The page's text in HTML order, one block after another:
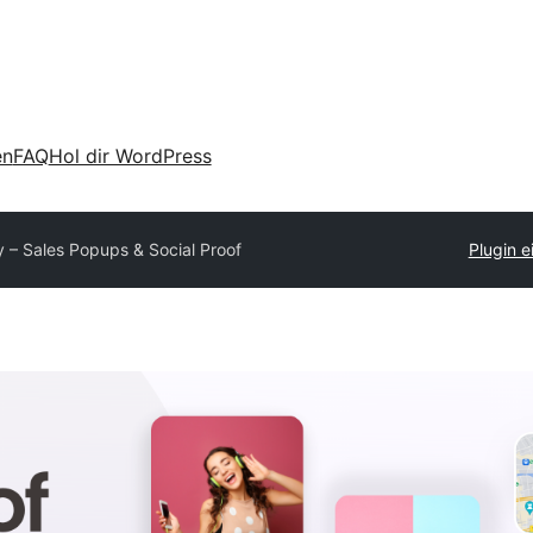
FAQHol dir WordPress
– Sales Popups & Social Proof Plugin